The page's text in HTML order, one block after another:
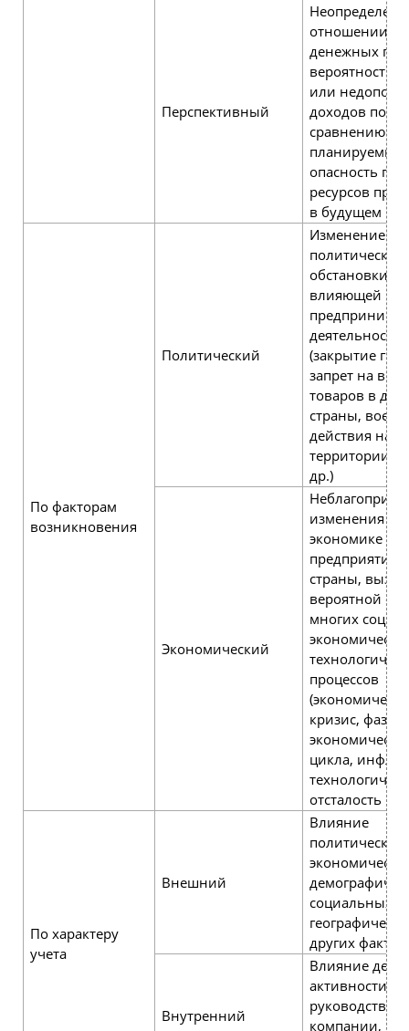
Перспективный
отношении
денежных
вероятность
или
доходов по
сравнению с
опасность
ресурсов
в будущем
По факторам
возникновения
Политический
Изменение
политической
обстановки,
влияющей на
деятельность
(закрытие
запрет на
товаров в
страны,
действия на
территории
др.)
Экономический
изменения в
экономике
предприятия
страны,
вероятной
многих
процессов
кризис, фаза
цикла,
отсталость и
По характеру
учета
Внешний
Влияние
политических,
социальных,
других
Внутренний
Влияние
активности
руководства
компании,